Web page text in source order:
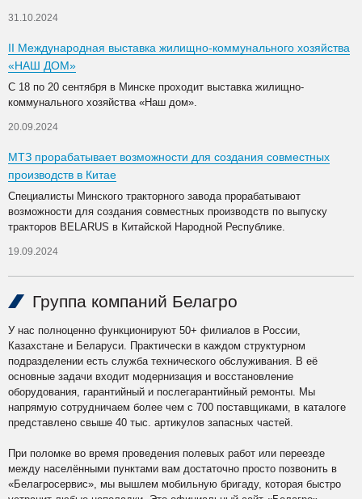
31.10.2024
II Международная выставка жилищно-коммунального хозяйства
«НАШ ДОМ»
С 18 по 20 сентября в Минске проходит выставка жилищно-
коммунального хозяйства «Наш дом».
20.09.2024
МТЗ прорабатывает возможности для создания совместных
производств в Китае
Специалисты Минского тракторного завода прорабатывают
возможности для создания совместных производств по выпуску
тракторов BELARUS в Китайской Народной Республике.
19.09.2024
Группа компаний Белагро
У нас полноценно функционируют 50+ филиалов в России,
Казахстане и Беларуси. Практически в каждом структурном
подразделении есть служба технического обслуживания. В её
основные задачи входит модернизация и восстановление
оборудования, гарантийный и послегарантийный ремонты. Мы
напрямую сотрудничаем более чем с 700 поставщиками, в каталоге
представлено свыше 40 тыс. артикулов запасных частей.
При поломке во время проведения полевых работ или переезде
между населёнными пунктами вам достаточно просто позвонить в
«Белагросервис», мы вышлем мобильную бригаду, которая быстро